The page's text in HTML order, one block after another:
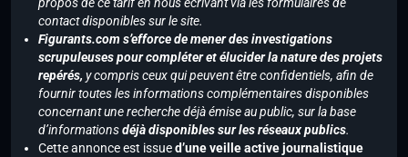
contact disponibles sur le site.
Figurants.com s’efforce de mener des investigations
scrupuleuses pour compléter et élucider la nature des projets
repérés, y compris ceux qui peuvent être confidentiels, afin de
fournir toutes les informations complémentaires disponibles
concernant une recherche déjà émise au public, sur la base
d’informationsdéjà disponibles sur les réseaux publics.
Cette annonce est issued’une veille active journalistique